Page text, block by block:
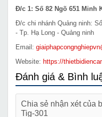
Đ/c 1: Số 82 Ngõ 651 Minh
Đ/c chi nhánh Quảng ninh:
- Tp. Hạ Long - Quảng ninh
Email:
Website: https://
Đánh giá & Bình
Chia sẻ nhận xét của
Tig-301